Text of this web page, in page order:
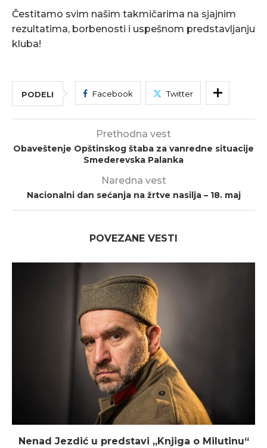
Čestitamo svim našim takmičarima na sjajnim
rezultatima, borbenosti i uspešnom predstavljanju
kluba!
PODELI Facebook Twitter
Prethodna vest
Obaveštenje Opštinskog štaba za vanredne situacije
Smederevska Palanka
Naredna vest
Nacionalni dan sećanja na žrtve nasilja – 18. maj
POVEZANE VESTI
Nenad Jezdić u predstavi „Knjiga o Milutinu“